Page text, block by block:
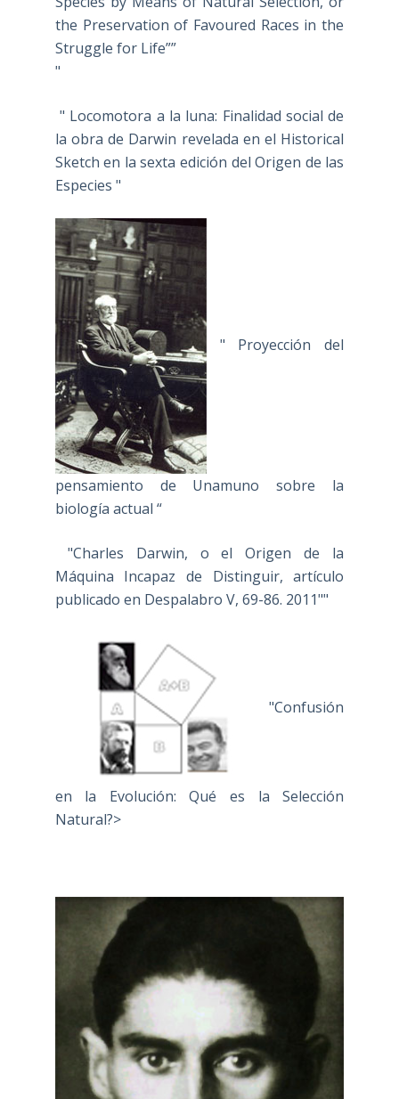
the Preservation of Favoured Races in the
Struggle for Life””
"
" Locomotora a la luna: Finalidad social de
la obra de Darwin revelada en el Historical
Sketch en la sexta edición del Origen de las
Especies "
" Proyección del
pensamiento de Unamuno sobre la
biología actual “
"Charles Darwin, o el Origen de la
Máquina Incapaz de Distinguir, artículo
publicado en Despalabro V, 69-86. 2011""
"Confusión
en la Evolución: Qué es la Selección
Natural?>